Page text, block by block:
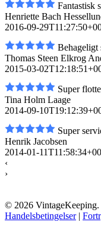
Fantastisk
Henriette Bach
2016-09-
Behageligt
Thomas Steen Elkrog
2015-03-
Super
Tina Holm Laage
2014-09-
Super
Henrik Jacobsen
2014-01-
‹
›
© 2026 VintageKeeping. |
Handelsbetingelser|